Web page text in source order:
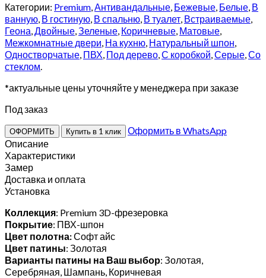
Категории: Premium,Антивандальные, Бежевые, Белые, В
ванную, В гостиную, В спальню, В туалет, Встраиваемые,
Геона,Двойные,Зеленые, Коричневые, Матовые,
Межкомнатные двери, На кухню, Натуральный шпон,
Одностворчатые, ПВХ, Под дерево,С коробкой,Серые,Со
стеклом.
*актуальные цены уточняйте у менеджера при заказе
Под заказ
ОФОРМИТЬ Купить в 1 клик
Оформить в WhatsApp
Описание
Характеристики
Замер
Доставка и оплата
Установка
Коллекция: Premium 3D-фрезеровка
Покрытие: ПВХ-шпон
Цвет полотна:Софт айс
Цвет патины: Золотая
Варианты патины на Ваш выбор: Золотая,
Серебряная, Шампань, Коричневая